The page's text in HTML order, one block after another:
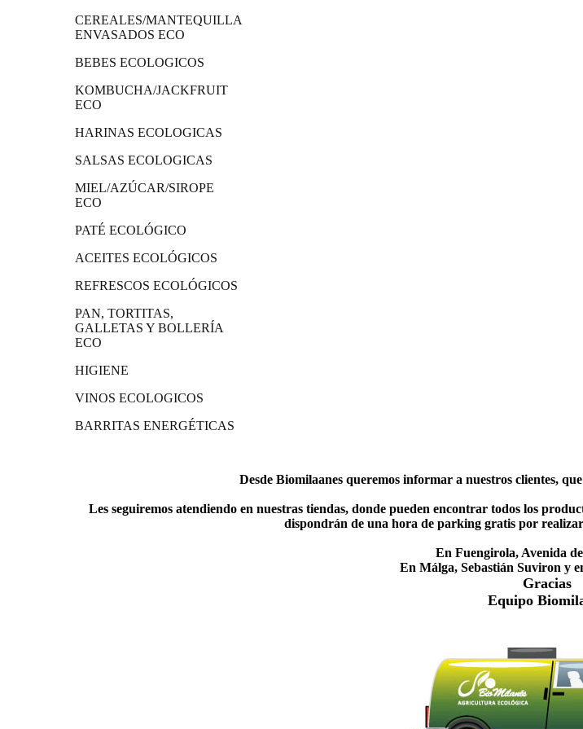
CEREALES/MANTEQUILLA
ENVASADOS ECO
BEBES ECOLOGICOS
KOMBUCHA/JACKFRUIT
ECO
HARINAS ECOLOGICAS
SALSAS ECOLOGICAS
MIEL/AZÚCAR/SIROPE
ECO
PATÉ ECOLÓGICO
ACEITES ECOLÓGICOS
REFRESCOS ECOLÓGICOS
PAN, TORTITAS,
GALLETAS Y BOLLERÍA
ECO
HIGIENE
VINOS ECOLOGICOS
BARRITAS ENERGÉTICAS
Desde Biomilaanes queremos informar a nuestros clientes,
Les seguiremos atendiendo en nuestras tiendas, donde pueden encontrar todos los
dispondrán de una hora de parking gratis por
En Fuengirola, Avenida
En Málga, Sebastián Suviron y
Gracias
Equipo